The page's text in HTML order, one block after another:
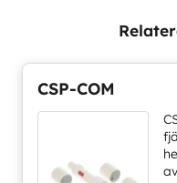
CSP-COM